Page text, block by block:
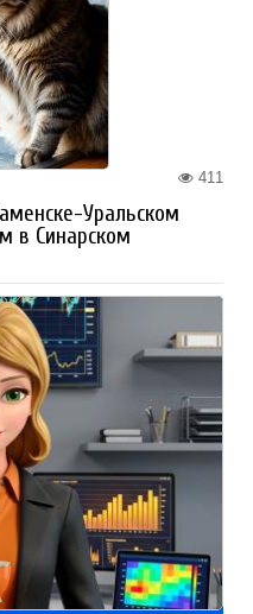
411
Уральском
в Синарском